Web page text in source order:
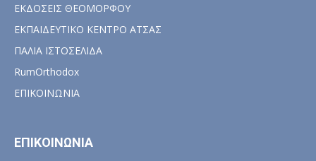
ΕΚΔΟΣΕΙΣ ΘΕΟΜΟΡΦΟΥ
ΕΚΠΑΙΔΕΥΤΙΚΟ ΚΕΝΤΡΟ ΑΤΣΑΣ
ΠΑΛΙΑ ΙΣΤΟΣΕΛΙΔΑ
RumOrthodox
ΕΠΙΚΟΙΝΩΝΙΑ
ΕΠΙΚΟΙΝΩΝΙΑ